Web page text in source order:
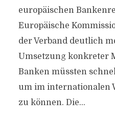
europäischen
Europäische
der Verband deutlich
Umsetzung konkreter
Banken müssten
um im internationalen
zu können. Die...